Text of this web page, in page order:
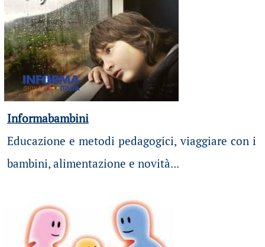
Informabambini
Educazione e metodi pedagogici, viaggiare con i
bambini, alimentazione e novità...